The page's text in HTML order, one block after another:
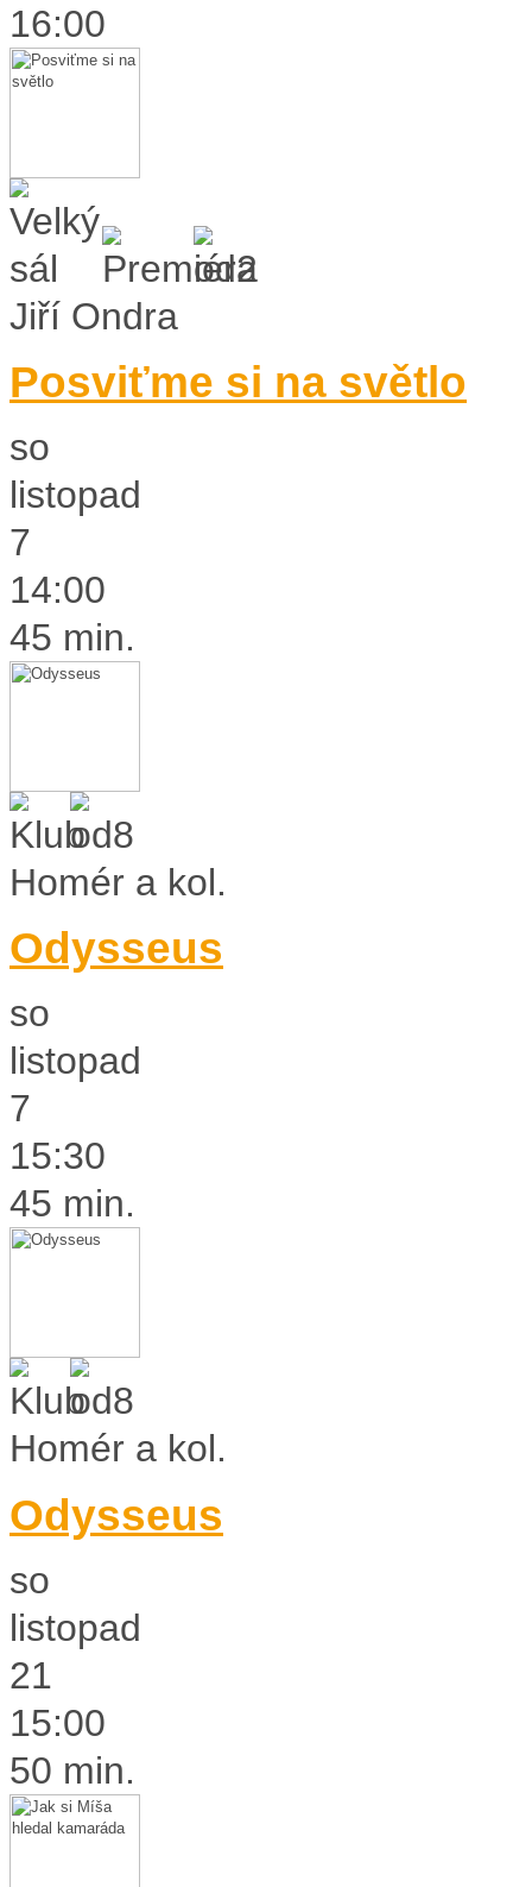
16:00
Jiří Ondra
Posviťme si na světlo
so
listopad
7
14:00
45 min.
Homér a kol.
Odysseus
so
listopad
7
15:30
45 min.
Homér a kol.
Odysseus
so
listopad
21
15:00
50 min.